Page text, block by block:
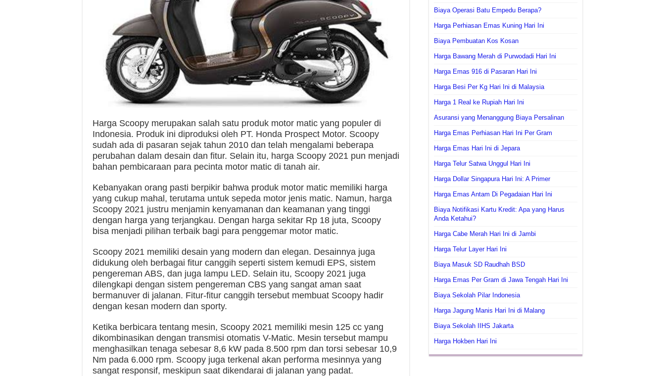
Harga Scoopy merupakan salah satu produk motor matic yang populer di
Indonesia. Produk ini diproduksi oleh PT. Honda Prospect Motor. Scoopy
sudah ada di pasaran sejak tahun 2010 dan telah mengalami beberapa
perubahan dalam desain dan fitur. Selain itu, harga Scoopy 2021 pun menjadi
bahan pembicaraan para pecinta motor matic di tanah air.
Kebanyakan orang pasti berpikir bahwa produk motor matic memiliki harga
yang cukup mahal, terutama untuk sepeda motor jenis matic. Namun, harga
Scoopy 2021 justru menjamin kenyamanan dan keamanan yang tinggi
dengan harga yang terjangkau. Dengan harga sekitar Rp 18 juta, Scoopy
bisa menjadi pilihan terbaik bagi para penggemar motor matic.
Scoopy 2021 memiliki desain yang modern dan elegan. Desainnya juga
didukung oleh berbagai fitur canggih seperti sistem kemudi EPS, sistem
pengereman ABS, dan juga lampu LED. Selain itu, Scoopy 2021 juga
dilengkapi dengan sistem pengereman CBS yang sangat aman saat
bermanuver di jalanan. Fitur-fitur canggih tersebut membuat Scoopy hadir
dengan kesan modern dan sporty.
Ketika berbicara tentang mesin, Scoopy 2021 memiliki mesin 125 cc yang
dikombinasikan dengan transmisi otomatis V-Matic. Mesin tersebut mampu
menghasilkan tenaga sebesar 8,6 kW pada 8.500 rpm dan torsi sebesar 10,9
Nm pada 6.000 rpm. Scoopy juga terkenal akan performa mesinnya yang
sangat responsif, meskipun saat dikendarai di jalanan yang padat.
Biaya Operasi Batu Empedu Berapa?
Harga Perhiasan Emas Kuning Hari Ini
Biaya Pembuatan Kos Kosan
Harga Bawang Merah di Purwodadi Hari Ini
Harga Emas 916 di Pasaran Hari Ini
Harga Besi Per Kg Hari Ini di Malaysia
Harga 1 Real ke Rupiah Hari Ini
Asuransi yang Menanggung Biaya Persalinan
Harga Emas Perhiasan Hari Ini Per Gram
Harga Emas Hari Ini di Jepara
Harga Telur Satwa Unggul Hari Ini
Harga Dollar Singapura Hari Ini: A Primer
Harga Emas Antam Di Pegadaian Hari Ini
Biaya Notifikasi Kartu Kredit: Apa yang Harus
Anda Ketahui?
Harga Cabe Merah Hari Ini di Jambi
Harga Telur Layer Hari Ini
Biaya Masuk SD Raudhah BSD
Harga Emas Per Gram di Jawa Tengah Hari Ini
Biaya Sekolah Pilar Indonesia
Harga Jagung Manis Hari Ini di Malang
Biaya Sekolah IIHS Jakarta
Harga Hokben Hari Ini